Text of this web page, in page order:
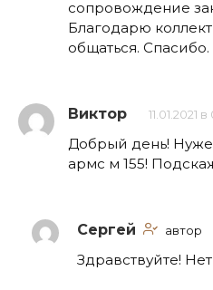
сопровождение
Благодарю
общаться. Спасибо.
Виктор 11.01.2021
Добрый день!
армс м 155!
Сергей автор
Здравствуйте!